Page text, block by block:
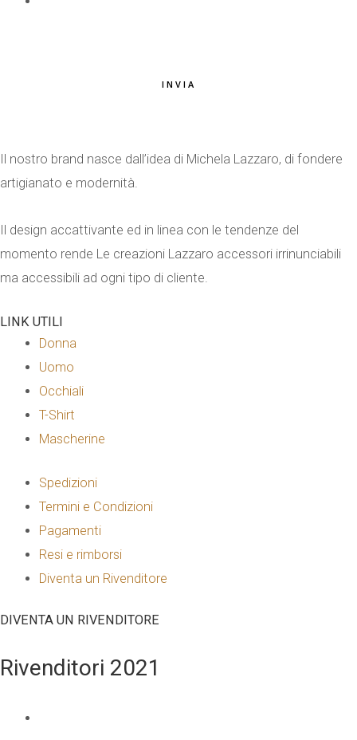
INVIA
Il nostro brand nasce dall’idea di Michela Lazzaro, di fondere
artigianato e modernità.
Il design accattivante ed in linea con le tendenze del
momento rende Le creazioni Lazzaro accessori irrinunciabili
ma accessibili ad ogni tipo di cliente.
LINK UTILI
Donna
Uomo
Occhiali
T-Shirt
Mascherine
Spedizioni
Termini e Condizioni
Pagamenti
Resi e rimborsi
Diventa un Rivenditore
DIVENTA UN RIVENDITORE
Rivenditori 2021